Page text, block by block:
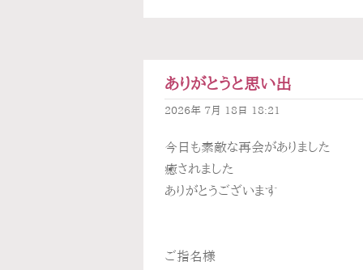
ありがとうと思い出
2026年 7月 18日 18:21
今日も素敵な再会がありました
癒されました
ありがとうございます
ご指名様